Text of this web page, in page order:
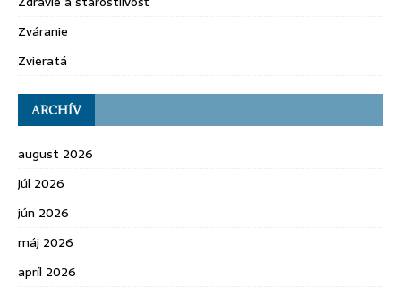
Zváranie
Zvieratá
ARCHÍV
august 2026
júl 2026
jún 2026
máj 2026
apríl 2026